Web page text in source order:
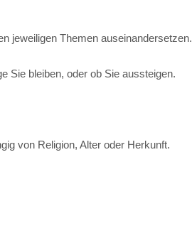
jeweiligen Themen auseinandersetzen.
Sie bleiben, oder ob Sie aussteigen.
von Religion, Alter oder Herkunft.